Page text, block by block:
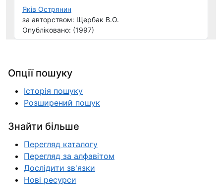
Яків Острянин
за авторством: Щербак В.О.
Опубліковано: (1997)
Опції пошуку
Історія пошуку
Розширений пошук
Знайти більше
Перегляд каталогу
Перегляд за алфавітом
Дослідити зв'язки
Нові ресурси